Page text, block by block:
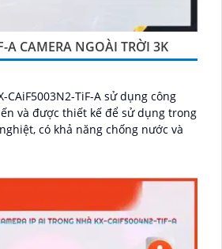
A CAMERA NGOÀI TRỜI 3K
CAiF5003N2-TiF-A sử dụng công
và được thiết kế để sử dụng trong
có khả năng chống nước và